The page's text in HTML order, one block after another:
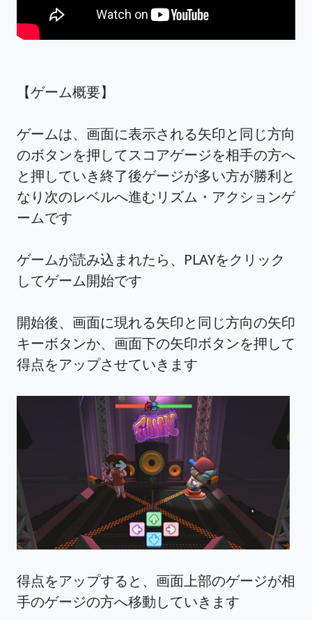
【ゲーム概要】
ゲームは、画面に表示される矢印と同じ方向
のボタンを押してスコアゲージを相手の方へ
と押していき終了後ゲージが多い方が勝利と
なり次のレベルへ進むリズム・アクションゲ
ームです
ゲームが読み込まれたら、PLAYをクリック
してゲーム開始です
開始後、画面に現れる矢印と同じ方向の矢印
キーボタンか、画面下の矢印ボタンを押して
得点をアップさせていきます
得点をアップすると、画面上部のゲージが相
手のゲージの方へ移動していきます